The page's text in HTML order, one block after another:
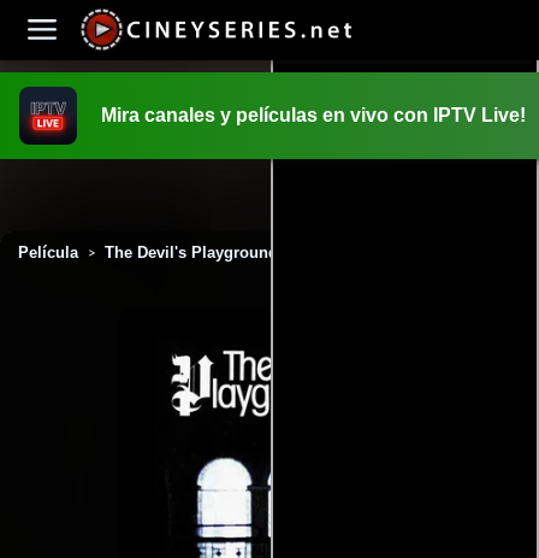
Mira canales y películas en vivo con IPTV Live!
Película > The Devil's Playground (1976)